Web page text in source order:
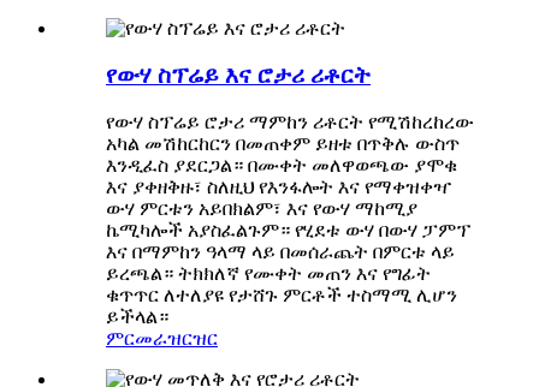
የውሃ ስፕሬይ እና ሮታሪ ሪቶርት
የውሃ ስፕሬይ ሮታሪ ማምከን ሪቶርት የሚሽከረከረው
አካል መሽከርከርን በመጠቀም ይዘቱ በጥቅሉ ውስጥ
እንዲፈስ ያደርጋል። በሙቀት መለዋወጫው ያሞቁ
እና ያቀዘቅዙ፣ ስለዚህ የእንፋሎት እና የማቀዝቀዣ
ውሃ ምርቱን አይበክልም፣ እና የውሃ ማከሚያ
ኬሚካሎች አያስፈልጉም። የሂደቱ ውሃ በውሃ ፓምፕ
እና በማምከን ዓላማ ላይ በመሰራጨት በምርቱ ላይ
ይረጫል። ትክክለኛ የሙቀት መጠን እና የግፊት
ቁጥጥር ለተለያዩ የታሸጉ ምርቶች ተስማሚ ሊሆን
ይችላል።
ምርመራዝርዝር